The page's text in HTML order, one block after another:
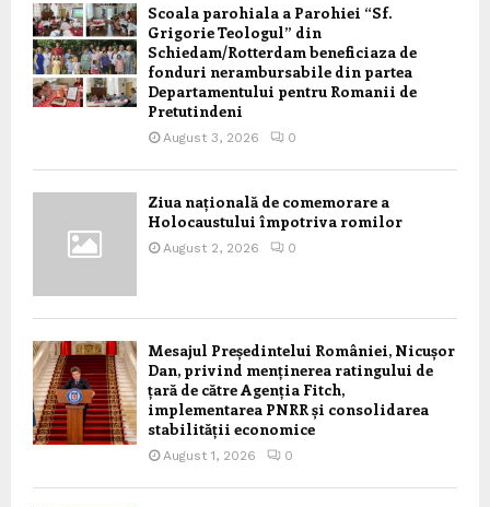
Scoala parohiala a Parohiei “Sf.
Grigorie Teologul” din
Schiedam/Rotterdam beneficiaza de
fonduri nerambursabile din partea
Departamentului pentru Romanii de
Pretutindeni
August 3, 2026 0
Ziua națională de comemorare a
Holocaustului împotriva romilor
August 2, 2026 0
Mesajul Președintelui României, Nicușor
Dan, privind menținerea ratingului de
țară de către Agenția Fitch,
implementarea PNRR și consolidarea
stabilității economice
August 1, 2026 0